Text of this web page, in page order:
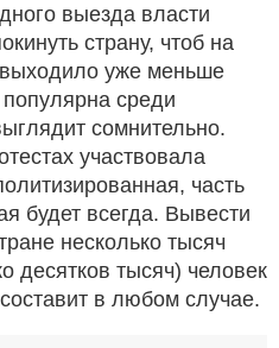
выезда власти
страну, чтоб на
уже меньше
среди
сомнительно.
участвовала
часть
будет всегда. Вывести
несколько тысяч
десятков тысяч) человек
в любом случае.